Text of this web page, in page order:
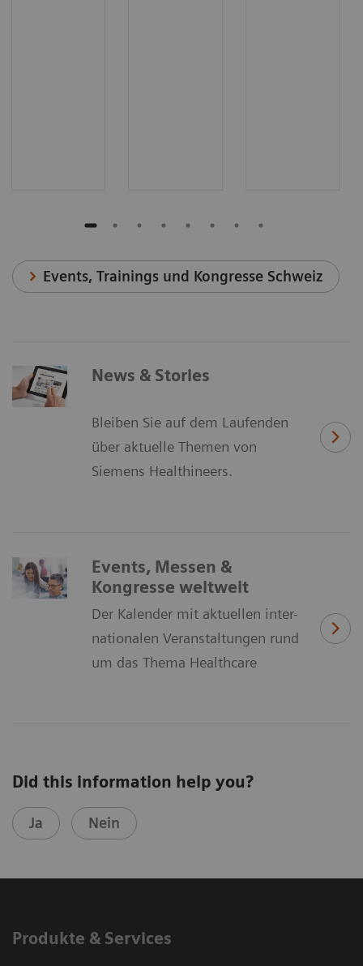
Events, Trainings und Kongresse Schweiz
News & Stories
Bleiben Sie auf dem Laufenden
über aktuelle Themen von
Siemens Healthineers.
Events, Messen &
Kongresse weltweit
Der Kalender mit aktuellen inter-
nationalen Veranstaltungen rund
um das Thema Healthcare
Did this information help you?
Ja Nein
Produkte & Services